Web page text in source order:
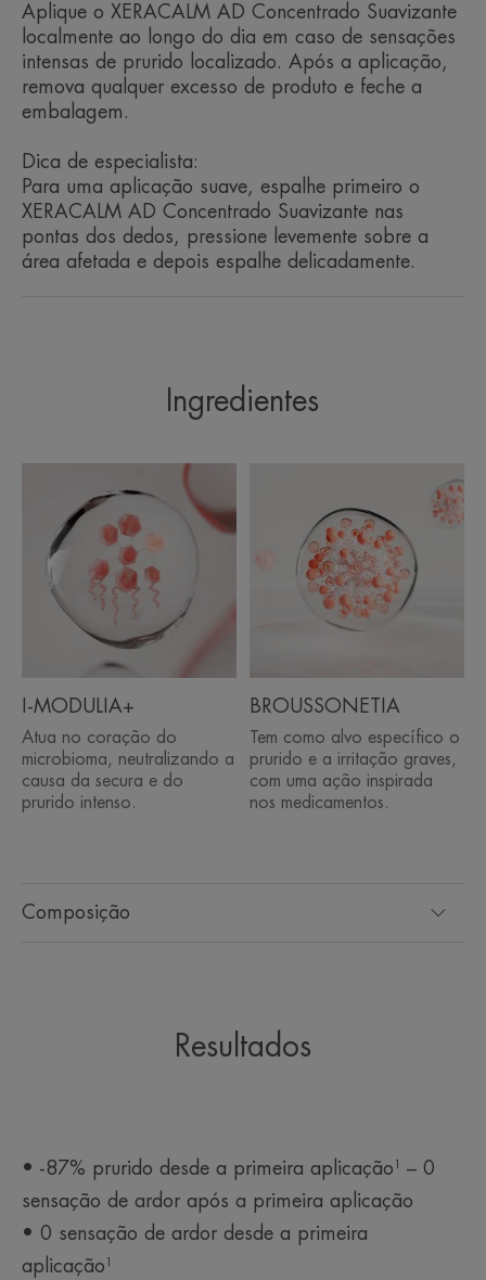
em associação com os principais tratamentos
dermatológicos tópicos.*
Vantagem
Adotado por 100% dos consumidores, inclusive
aqueles que têm receio de cremes demasiado
ricos***.
desconforto (prurido, vermelhidão, sensação de
• PRÁTICO: leve-o consigo para onde quer que vá,
para aplicar… e reaplicar!
AMBIENTE
Embalagem que não contém material reciclado
Embalagem não reciclável
*Estudo clínico de autoavaliação, 44 adultos, 4 aplicações por dia durante
3 semanas.
***% de satisfação, 44 adultos consumidores, durante 7 dias.
*“Fórmula tópica composta por excipientes e ingredientes ativos adicionais
não medicamentosos”. Reconhecida pelo Fórum Europeu de Dermatologia –
Aplique o XERACALM AD Concentrado Suavizante
localmente ao longo do dia em caso de sensações
intensas de prurido localizado. Após a aplicação,
remova qualquer excesso de produto e feche a
embalagem.
Dica de especialista:
Para uma aplicação suave, espalhe primeiro o
XERACALM AD Concentrado Suavizante nas
pontas dos dedos, pressione levemente sobre a
área afetada e depois espalhe delicadamente.
Ingredientes
Composição
I-MODULIA+
Atua no coração do
microbioma, neutralizando a
causa da secura e do
prurido intenso.
BROUSSONETIA
Tem como alvo específico o
prurido e a irritação graves,
com uma ação inspirada
nos medicamentos.
Resultados
• -87% prurido desde a primeira aplicação¹ – 0
sensação de ardor após a primeira aplicação
• 0 sensação de ardor desde a primeira
aplicação¹